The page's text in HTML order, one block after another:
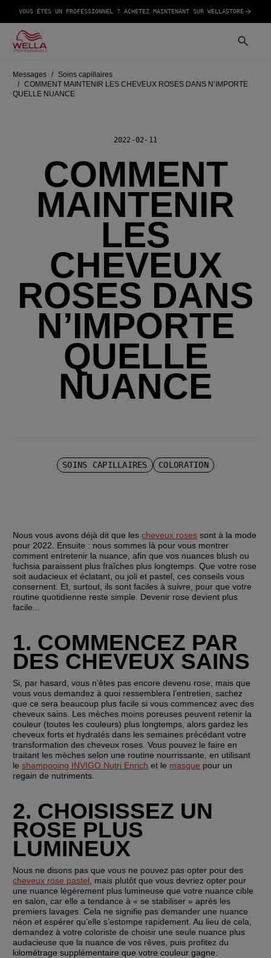
VOUS ÊTES UN PROFESSIONNEL ? ACHETEZ MAINTENANT SUR WELLASTORE
Messages
Soins capillaires
COMMENT MAINTENIR LES CHEVEUX ROSES DANS N’IMPORTE
QUELLE NUANCE
2022-02-11
COMMENT
MAINTENIR
LES
CHEVEUX
ROSES DANS
N’IMPORTE
QUELLE
NUANCE
SOINS CAPILLAIRES COLORATION
Nous vous avons déjà dit que les cheveux roses sont à la mode
pour 2022. Ensuite : nous sommes là pour vous montrer
comment entretenir la nuance, afin que vos nuances blush ou
fuchsia paraissent plus fraîches plus longtemps. Que votre rose
soit audacieux et éclatant, ou joli et pastel, ces conseils vous
consernent. Et, surtout, ils sont faciles à suivre, pour que votre
routine quotidienne reste simple. Devenir rose devient plus
facile...
1. COMMENCEZ PAR
DES CHEVEUX SAINS
Si, par hasard, vous n’êtes pas encore devenu rose, mais que
vous vous demandez à quoi ressemblera l’entretien, sachez
que ce sera beaucoup plus facile si vous commencez avec des
cheveux sains. Les mèches moins poreuses peuvent retenir la
couleur (toutes les couleurs) plus longtemps, alors gardez les
cheveux forts et hydratés dans les semaines précédant votre
transformation des cheveux roses. Vous pouvez le faire en
traitant les mèches selon une routine nourrissante, en utilisant
le shampooing INVIGO Nutri Enrich et le masque pour un
regain de nutriments.
2. CHOISISSEZ UN
ROSE PLUS
LUMINEUX
cheveux rose pastel , mais plutôt que vous devriez opter pour
une nuance légèrement plus lumineuse que votre nuance cible
en salon, car elle a tendance à « se stabiliser » après les
premiers lavages. Cela ne signifie pas demander une nuance
néon et espérer qu’elle s’estompe rapidement. Au lieu de cela,
demandez à votre coloriste de choisir une seule nuance plus
audacieuse que la nuance de vos rêves, puis profitez du
kilométrage supplémentaire que votre couleur gagne.